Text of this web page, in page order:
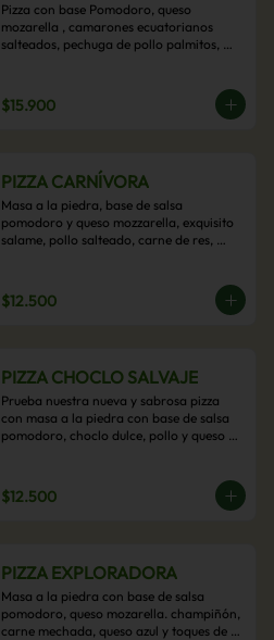
Pizza con base Pomodoro, queso
mozarella , camarones ecuatorianos
salteados, pechuga de pollo palmitos,
$15.900
PIZZA CARNÍVORA
Masa a la piedra, base de salsa
pomodoro y queso mozzarella, exquisito
salame, pollo salteado, carne de res,
$12.500
PIZZA CHOCLO SALVAJE
Prueba nuestra nueva y sabrosa pizza
con masa a la piedra con base de salsa
pomodoro, choclo dulce, pollo y queso
$12.500
PIZZA EXPLORADORA
Masa a la piedra con base de salsa
pomodoro, queso mozarella. champiñón,
carne mechada, queso azul y toques de